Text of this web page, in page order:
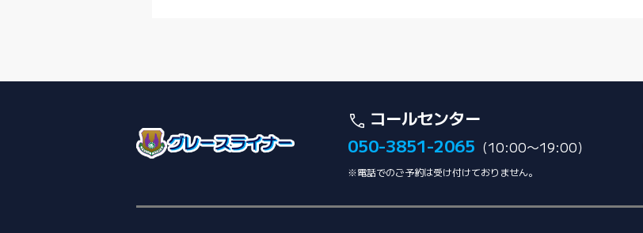
コールセンター
050-3851-2065 （10:00〜19:00）
※電話でのご予約は受け付けておりません。